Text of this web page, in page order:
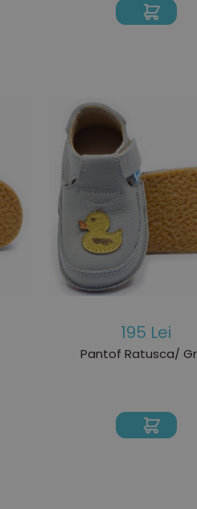
195 Lei
Pantof Ratusca/